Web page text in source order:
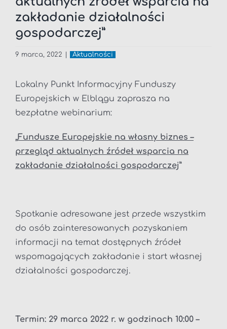
zakładanie działalności
gospodarczej”
9 marca, 2022 Aktualności
Lokalny Punkt Informacyjny Funduszy
Europejskich w Elblągu zaprasza na
bezpłatne webinarium:
„Fundusze Europejskie na własny biznes –
przegląd aktualnych źródeł wsparcia na
zakładanie działalności gospodarczej”
Spotkanie adresowane jest przede wszystkim
do osób zainteresowanych pozyskaniem
informacji na temat dostępnych źródeł
wspomagających zakładanie i start własnej
działalności gospodarczej.
Termin: 29 marca 2022 r. w godzinach 10:00 –